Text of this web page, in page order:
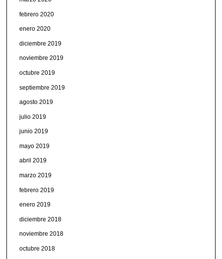
febrero 2020
enero 2020
diciembre 2019
noviembre 2019
octubre 2019
septiembre 2019
agosto 2019
julio 2019
junio 2019
mayo 2019
abril 2019
marzo 2019
febrero 2019
enero 2019
diciembre 2018
noviembre 2018
octubre 2018